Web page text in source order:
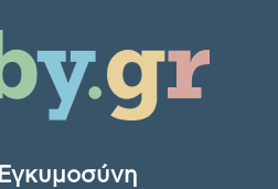
Εγκυμοσύνη